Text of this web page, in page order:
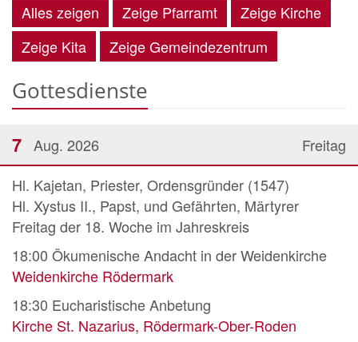
Alles zeigen Zeige Pfarramt
Zeige Kirche
Zeige Kita
Zeige Gemeindezentrum
Gottesdienste
Freitag
7 Aug. 2026
Hl. Kajetan, Priester, Ordensgründer (1547)
Hl. Xystus II., Papst, und Gefährten, Märtyrer
Freitag der 18. Woche im Jahreskreis
18:00 Ökumenische Andacht in der Weidenkirche
Weidenkirche Rödermark
18:30 Eucharistische Anbetung
Kirche St. Nazarius, Rödermark-Ober-Roden